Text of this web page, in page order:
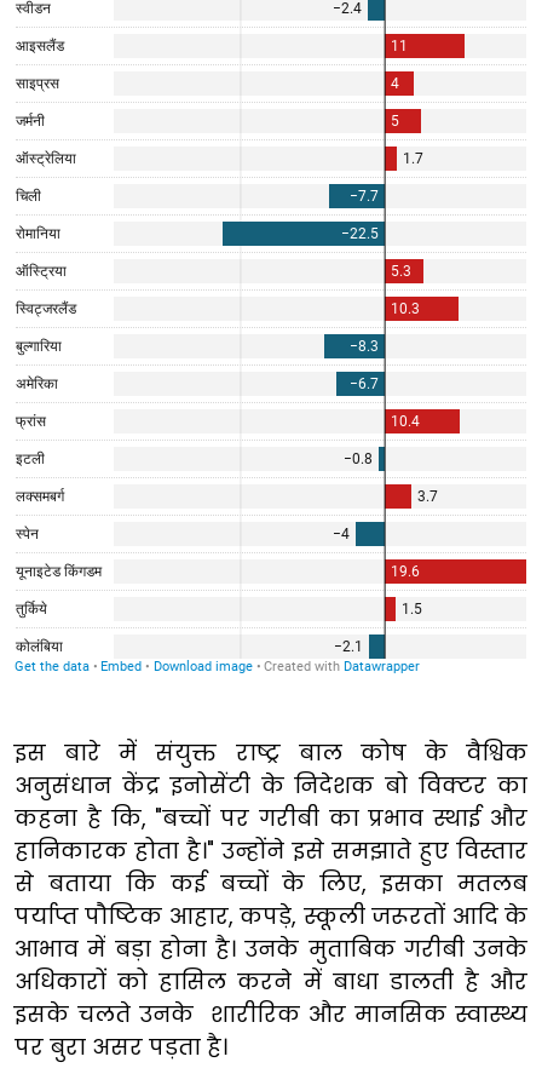
इस बारे में संयुक्त राष्ट्र बाल कोष के वैश्विक
अनुसंधान केंद्र इनोसेंटी के निदेशक बो विक्टर का
कहना है कि, "बच्चों पर गरीबी का प्रभाव स्थाई और
हानिकारक होता है।" उन्होंने इसे समझाते हुए विस्तार
से बताया कि कई बच्चों के लिए, इसका मतलब
पर्याप्त पौष्टिक आहार, कपड़े, स्कूली जरूरतों आदि के
आभाव में बड़ा होना है। उनके मुताबिक गरीबी उनके
अधिकारों को हासिल करने में बाधा डालती है और
इसके चलते उनके शारीरिक और मानसिक स्वास्थ्य
पर बुरा असर पड़ता है।